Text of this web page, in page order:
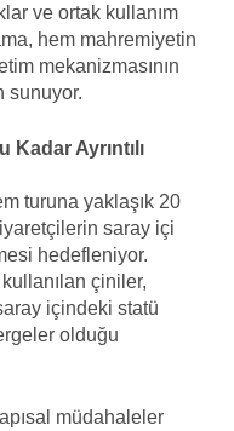
ve ortak kullanım
hem mahremiyetin
mekanizmasının
sunuyor.
Kadar Ayrıntılı
turuna yaklaşık 20
saray içi
hedefleniyor.
çiniler,
içindeki statü
olduğu
müdahaleler